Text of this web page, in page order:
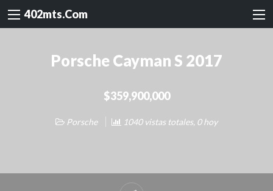
402mts.Com
Porsche Cayman S 2017
$359,900,000
Porsche 1040 vistas totales, 0 hoy